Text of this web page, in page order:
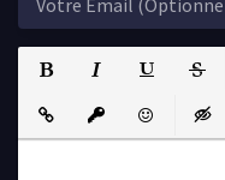
Insert LinkInsert protected
Emoticons